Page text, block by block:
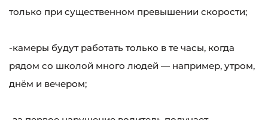
только при существенном превышении скорости;
-камеры будут работать только в те часы, когда
рядом со школой много людей — например, утром,
днём и вечером;